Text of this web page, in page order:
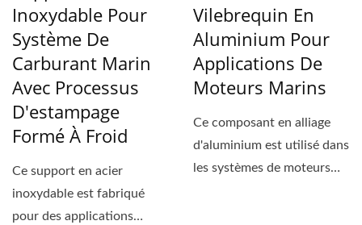
Inoxydable Pour
Système De
Carburant Marin
Avec Processus
D'estampage
Formé À Froid
Ce support en acier
inoxydable est fabriqué
pour des applications
Vilebrequin En
Aluminium Pour
Applications De
Moteurs Marins
Ce composant en alliage
d'aluminium est utilisé dans
les systèmes de moteurs